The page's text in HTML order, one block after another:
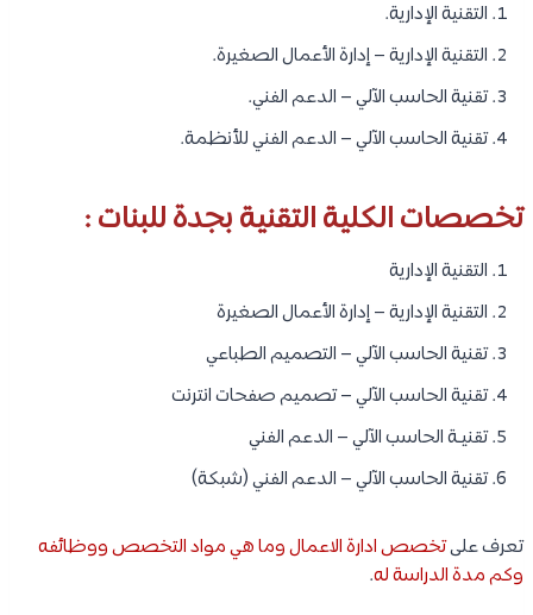
التقنية الإدارية.
التقنية الإدارية – إدارة الأعمال الصغيرة.
تقنية الحاسب الآلي – الدعم الفني.
تقنية الحاسب الآلي – الدعم الفني للأنظمة.
تخصصات الكلية التقنية بجدة للبنات :
التقنية الإدارية
التقنية الإدارية – إدارة الأعمال الصغيرة
تقنية الحاسب الآلي – التصميم الطباعي
تقنية الحاسب الآلي – تصميم صفحات انترنت
تقنيـة الحاسب الآلي – الدعم الفني
تقنية الحاسب الآلي – الدعم الفني (شبكة)
تعرف علىتخصص ادارة الاعمال وما هي مواد التخصص ووظائفه
وكم مدة الدراسة له.